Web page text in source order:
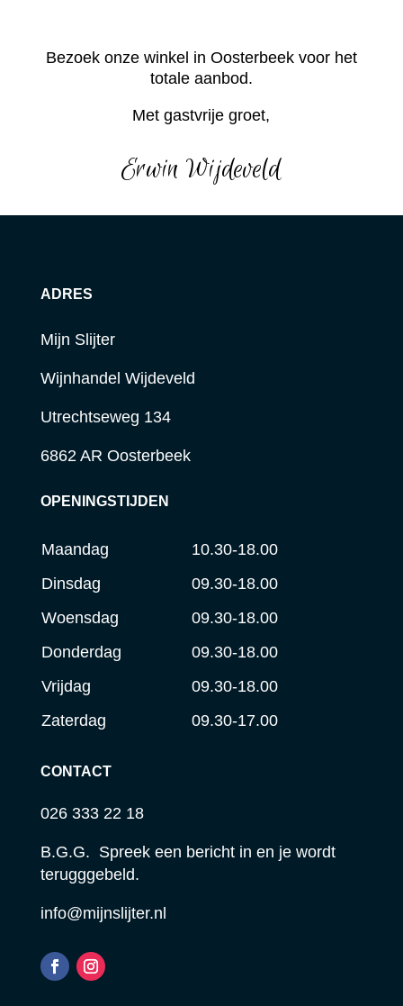
Bezoek onze winkel in Oosterbeek voor het
totale aanbod.
Met gastvrije groet,
Erwin Wijdeveld
ADRES
Mijn Slijter
Wijnhandel Wijdeveld
Utrechtseweg 134
6862 AR Oosterbeek
OPENINGSTIJDEN
Maandag
10.30-18.00
Dinsdag
09.30-18.00
Woensdag
09.30-18.00
Donderdag
09.30-18.00
Vrijdag
09.30-18.00
Zaterdag
09.30-17.00
CONTACT
026 333 22 18
B.G.G. Spreek een bericht in en je wordt
terugggebeld.
info@mijnslijter.nl